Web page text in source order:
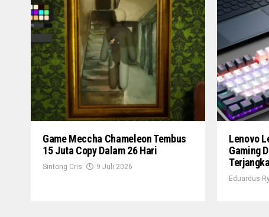
Game Meccha Chameleon Tembus
15 Juta Copy Dalam 26 Hari
Sintong Cris 9 Juli 2026
Lenovo
Gaming
Eduardus